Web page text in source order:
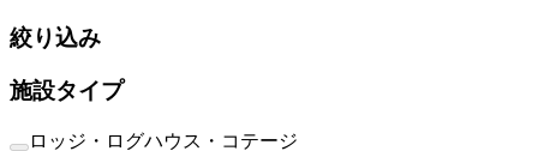
絞り込み
施設タイプ
ロッジ・ログハウス・コテージ